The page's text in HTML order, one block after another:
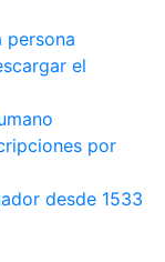
persona
el
por
desde 1533